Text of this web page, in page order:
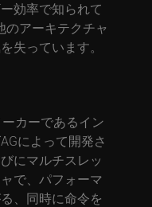
効率で知られて
のアーキテクチャ
失っています。
カーであるイン
によって開発さ
にマルチスレッ
で、パフォーマ
、同時に命令を